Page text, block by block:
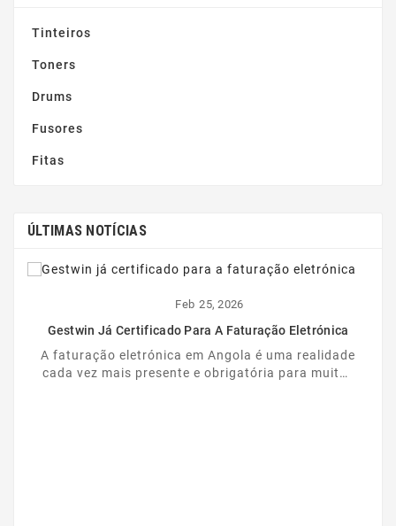
Tinteiros
Toners
Drums
Fusores
Fitas
ÚLTIMAS NOTÍCIAS
Feb 25, 2026
Gestwin Já Certificado Para A Faturação Eletrónica
A faturação eletrónica em Angola é uma realidade
cada vez mais presente e obrigatória para muitas